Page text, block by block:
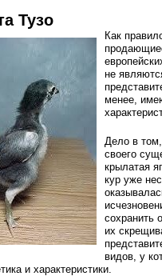
Тузо
Как
не
менее,
Дело в
своего
крылатая
кур уже
сохранить
их
видов, у
и характеристики.